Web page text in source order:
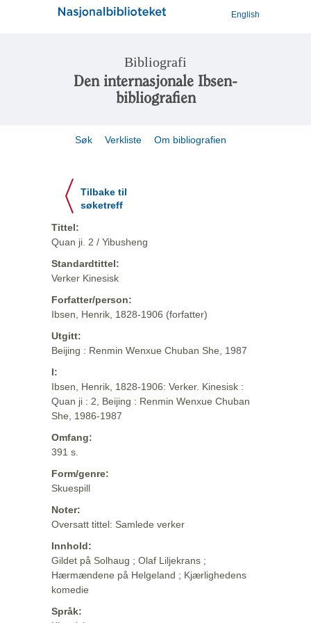
English
Bibliografi
Den internasjonale Ibsen-
bibliografien
Søk Verkliste Om bibliografien
Tilbake til
søketreff
Tittel:
Quan ji. 2 / Yibusheng
Standardtittel:
Verker Kinesisk
Forfatter/person:
Ibsen, Henrik, 1828-1906 (forfatter)
Utgitt:
Beijing : Renmin Wenxue Chuban She, 1987
I:
Ibsen, Henrik, 1828-1906: Verker. Kinesisk :
Quan ji : 2, Beijing : Renmin Wenxue Chuban
She, 1986-1987
Omfang:
391 s.
Form/genre:
Skuespill
Noter:
Oversatt tittel: Samlede verker
Innhold:
Gildet på Solhaug ; Olaf Liljekrans ;
Hærmændene på Helgeland ; Kjærlighedens
komedie
Språk: